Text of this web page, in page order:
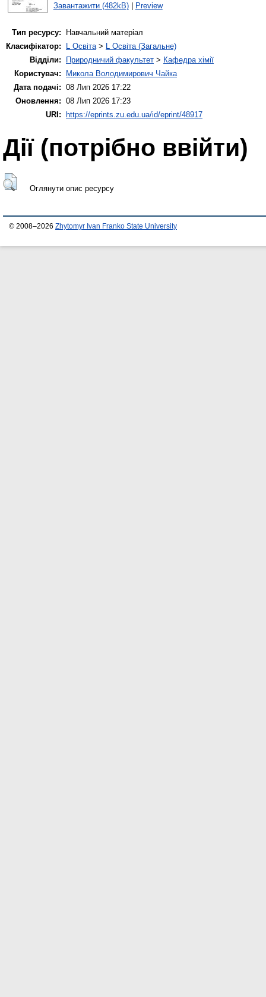
Завантажити (482kB)| Preview
Тип ресурсу:
Навчальний матеріал
Класифікатор:
L Освіта> L Освіта (Загальне)
Відділи:
Природничий факультет > Кафедра хімії
Користувач:
Микола Володимирович Чайка
Дата подачі: 08 Лип 2026 17:22
Оновлення: 08 Лип 2026 17:23
URI:
https://eprints.zu.edu.ua/id/eprint/48917
Дії ​​(потрібно ввійти)
Оглянути опис ресурсу
© 2008–2026 Zhytomyr Ivan Franko State University